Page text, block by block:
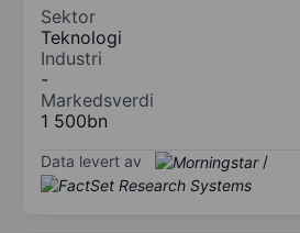
Sektor
Teknologi
Industri
-
Markedsverdi
1 500bn
Data levert av /